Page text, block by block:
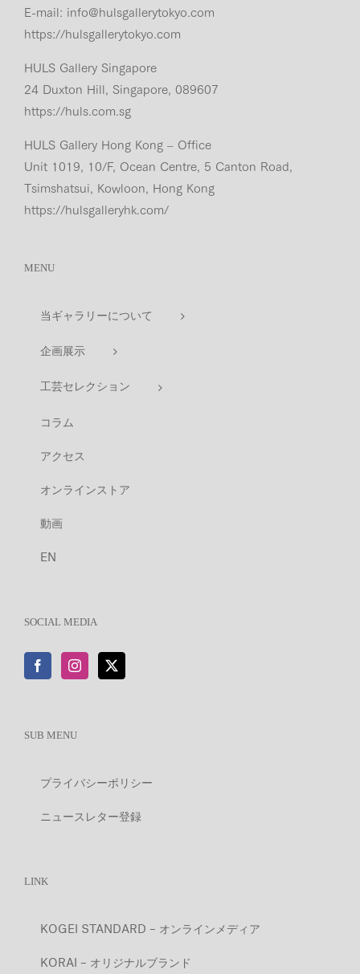
E-mail: info@hulsgallerytokyo.com
https://hulsgallerytokyo.com
HULS Gallery Singapore
24 Duxton Hill, Singapore, 089607
https://huls.com.sg
HULS Gallery Hong Kong – Office
Unit 1019, 10/F, Ocean Centre, 5 Canton Road,
Tsimshatsui, Kowloon, Hong Kong
https://hulsgalleryhk.com/
MENU
当ギャラリーについて
企画展示
工芸セレクション
コラム
アクセス
オンラインストア
動画
EN
SOCIAL MEDIA
SUB MENU
プライバシーポリシー
ニュースレター登録
LINK
KOGEI STANDARD – オンラインメディア
KORAI – オリジナルブランド